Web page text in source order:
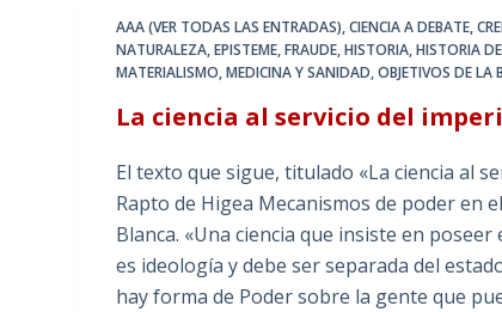
AAA (VER TODAS LAS ENTRADAS),CIENCIA A DEBATE,
NATURALEZA,EPISTEME,FRAUDE,HISTORIA,HISTORIA
MATERIALISMO,MEDICINA Y SANIDAD,OBJETIVOS DE LA
La ciencia al servicio del
El texto que sigue, titulado «La ciencia al
Rapto de Higea Mecanismos de poder en
Blanca. «Una ciencia que insiste en
es ideología y debe ser separada del
hay forma de Poder sobre la gente que